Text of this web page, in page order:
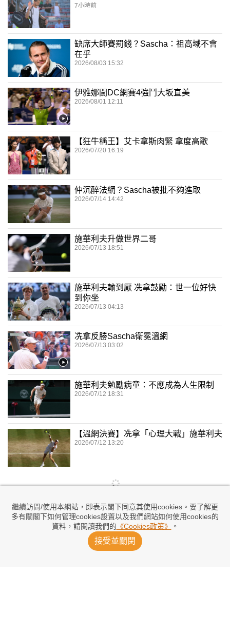
繼續訪問/使用本網站，即表示閣下同意其使用cookies。要了解更
多有關閣下如何管理cookies設置以及我們網站如何使用cookies的
資料，請閱讀我們的 《Cookies政策》 。
接受並關閉
7小時前
缺席大師賽罰錢？Sascha：祖高域不會
在乎
2026/08/03 15:32
伊雅娜闖DC網賽4強鬥大坂直美
2026/08/01 12:11
【狂牛稱王】艾卡拿斯肉緊 拿度高歌
2026/07/20 16:19
仲沉醉法網？Sascha被批不夠進取
2026/07/14 14:42
施華利夫升做世界二哥
2026/07/13 18:51
施華利夫輸到厭 冼拿鼓勵：世一位好快
到你坐
2026/07/13 04:13
冼拿反勝Sascha衛冕溫網
2026/07/13 03:02
施華利夫勉勵病童：不應成為人生限制
2026/07/12 18:31
【溫網決賽】冼拿「心理大戰」施華利夫
2026/07/12 13:20